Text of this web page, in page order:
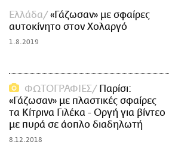
Ελλάδα
«Γάζωσαν» με σφαίρες
αυτοκίνητο στον Χολαργό
1.8.2019
ΦΩΤΟΓΡΑΦΙΕΣ
Παρίσι:
«Γάζωσαν» με πλαστικές σφαίρες
τα Κίτρινα Γιλέκα - Οργή για βίντεο
με πυρά σε άοπλο διαδηλωτή
8.12.2018